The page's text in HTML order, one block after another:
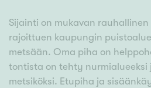
Sijainti on mukavan
rajoittuen kaupungin
metsään. Oma piha on
tontista on tehty nurmialueeksi
metsiköksi. Etupiha ja